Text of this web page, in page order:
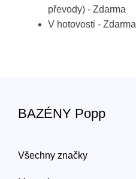
převody) - Zdarma
V hotovosti - Zdarma
BAZÉNY Popp
Všechny značky